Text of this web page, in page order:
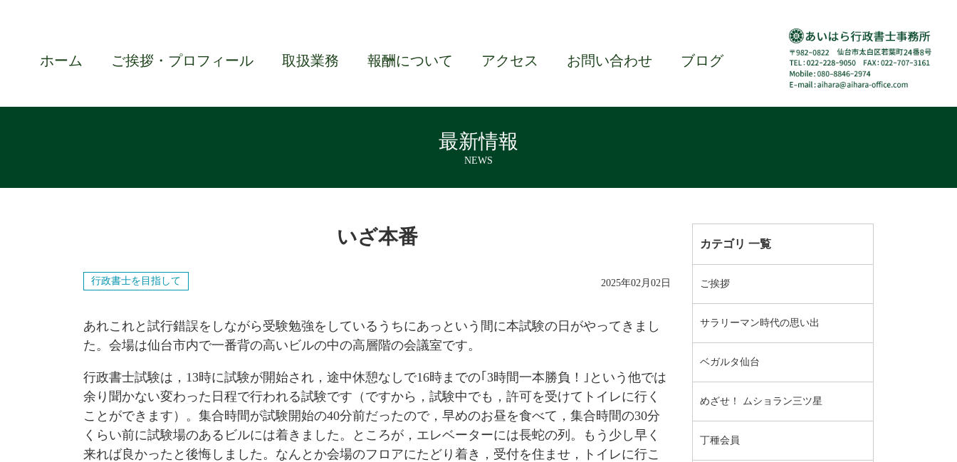
ホーム ご挨拶・プロフィール 取扱業務 報酬について アクセス お問い合わせ ブログ
最新情報
NEWS
いざ本番
行政書士を目指して 2025年02月02日
あれこれと試行錯誤をしながら受験勉強をしているうちにあっという間に本試験の日がやってきまし
た。会場は仙台市内で一番背の高いビルの中の高層階の会議室です。
行政書士試験は，13時に試験が開始され，途中休憩なしで16時までの｢3時間一本勝負！｣という他では
余り聞かない変わった日程で行われる試験です（ですから，試験中でも，許可を受けてトイレに行く
ことができます）。集合時間が試験開始の40分前だったので，早めのお昼を食べて，集合時間の30分
くらい前に試験場のあるビルには着きました。ところが，エレベーターには長蛇の列。もう少し早く
来れば良かったと後悔しました。なんとか会場のフロアにたどり着き，受付を住ませ，トイレに行こ
カテゴリ 一覧
ご挨拶
サラリーマン時代の思い出
ベガルタ仙台
めざせ！ ムショラン三ツ星
丁種会員